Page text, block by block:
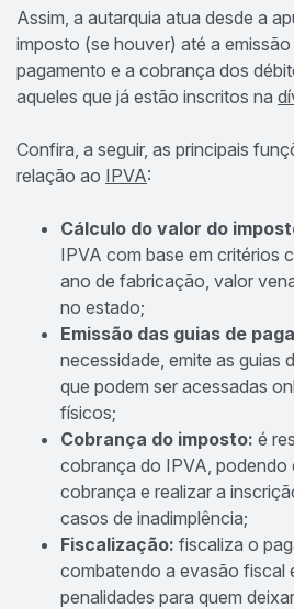
Assim, a autarquia atua desde a
imposto (se houver) até a emissão
pagamento e a cobrança dos
aqueles que já estão inscritos na
Confira, a seguir, as principais
relação ao IPVA:
Cálculo do valor do
IPVA com base em critérios
ano de fabricação, valor
no estado;
Emissão das guias de
necessidade, emite as guias
que podem ser acessadas
físicos;
Cobrança do imposto: é
cobrança do IPVA,
cobrança e realizar a
casos de inadimplência;
Fiscalização: fiscaliza o
combatendo a evasão fiscal
penalidades para quem